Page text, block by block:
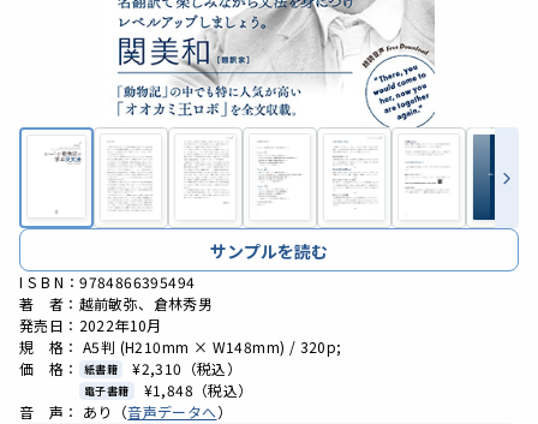
サンプルを読む
I S B N：9784866395494
著 者：越前敏弥、倉林秀男
発売日：2022年10月
規 格： A5判 (H210mm × W148mm) / 320p;
価 格：
紙書籍 ¥2,310 （税込）
電子書籍 ¥1,848 （税込）
音 声： あり（音声データへ）